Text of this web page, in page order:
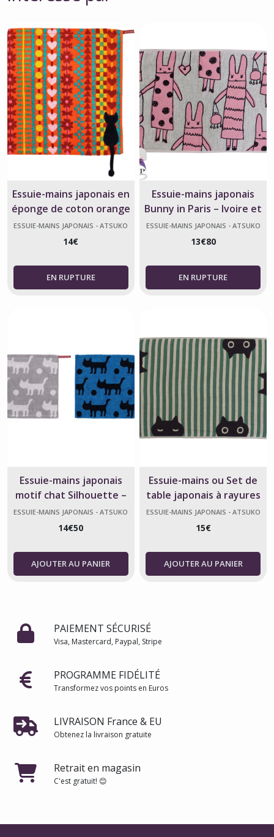
Essuie-mains japonais en
éponge de coton orange
chat heart book – Atsuko
Matano
ESSUIE-MAINS JAPONAIS - ATSUKO
14€
Essuie-mains japonais
Bunny in Paris – Ivoire et
Rose – Atsuko Matano
ESSUIE-MAINS JAPONAIS - ATSUKO
13€80
Essuie-mains japonais
motif chat Silhouette –
Atsuko Matano – 35x34
cm
ESSUIE-MAINS JAPONAIS - ATSUKO
14€50
AJOUTER AU PANIER
Essuie-mains ou Set de
table japonais à rayures
vertes et blanches en
gaze de coton aux motifs
- fabriqué au Japon -
Atsuko Matano
ESSUIE-MAINS JAPONAIS - ATSUKO
15€
AJOUTER AU PANIER
PAIEMENT SÉCURISÉ
Visa, Mastercard, Paypal, Stripe
PROGRAMME FIDÉLITÉ
Transformez vos points en Euros
LIVRAISON France & EU
Obtenez la livraison gratuite
Retrait en magasin
C'est gratuit! 😊